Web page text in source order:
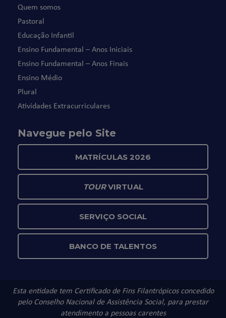
Quem somos
Pastoral
Educação Infantil
Ensino Fundamental – Anos Iniciais
Ensino Fundamental – Anos Finais
Ensino Médio
Plural
Atividades Extracurriculares
Navegue pelo Site
MATRÍCULAS 2026
TOURVIRTUAL
SERVIÇO SOCIAL
BANCO DE TALENTOS
Esta entidade tem Certificado de Fins Filantrópicos concedido
pelo Conselho Nacional de Assistência Social, para prestar
atendimento a pessoas carentes